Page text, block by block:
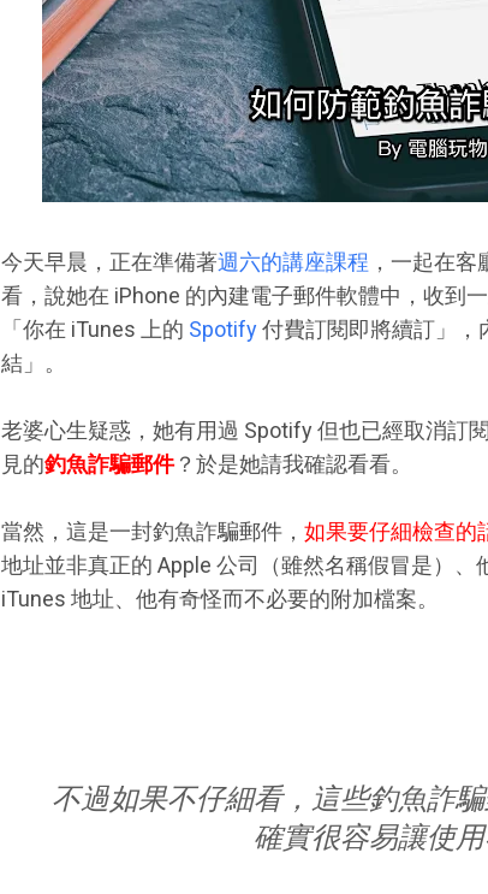
今天早晨，正在準備著週六的講座課程 ，一起在客
看，說她在 iPhone 的內建電子郵件軟體中，收到
「你在 iTunes 上的 Spotify付費訂閱即將續訂」，
結」。
老婆心生疑惑，她有用過 Spotify 但也已經取消訂
見的釣魚詐騙郵件？於是她請我確認看看。
當然，這是一封釣魚詐騙郵件， 如果要仔細檢查的
地址並非真正的 Apple 公司（雖然名稱假冒是）
iTunes 地址、他有奇怪而不必要的附加檔案。
不過如果不仔細看，這些釣魚詐
確實很容易讓使用